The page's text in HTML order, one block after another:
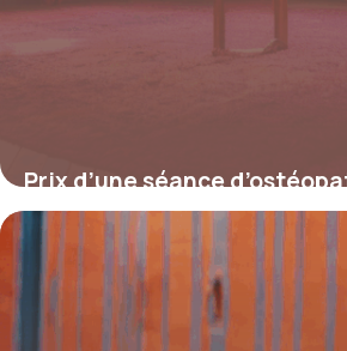
Prix d’une séance
vous devez vraiment savoir